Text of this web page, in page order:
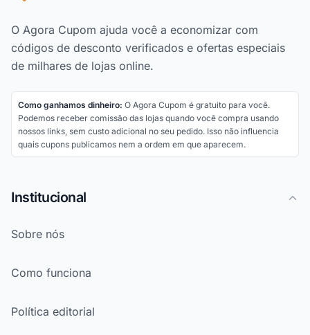
O Agora Cupom ajuda você a economizar com
códigos de desconto verificados e ofertas especiais
de milhares de lojas online.
Como ganhamos dinheiro: O Agora Cupom é gratuito para você.
Podemos receber comissão das lojas quando você compra usando
nossos links, sem custo adicional no seu pedido. Isso não influencia
quais cupons publicamos nem a ordem em que aparecem.
Institucional
Sobre nós
Como funciona
Política editorial